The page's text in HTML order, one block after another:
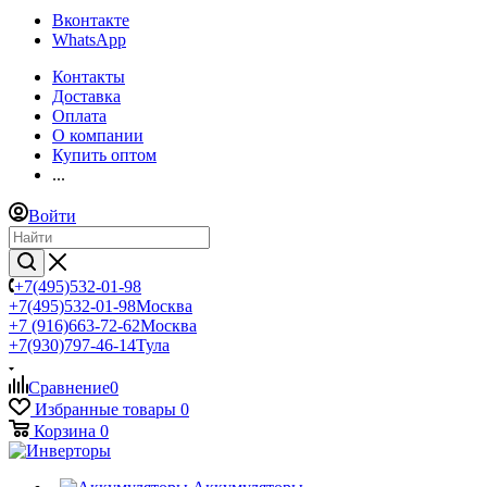
Вконтакте
WhatsApp
Контакты
Доставка
Оплата
О компании
Купить оптом
...
Войти
+7(495)532-01-98
+7(495)532-01-98Москва
+7 (916)663-72-62Москва
+7(930)797-46-14Тула
Сравнение0
Избранные товары 0
Корзина 0